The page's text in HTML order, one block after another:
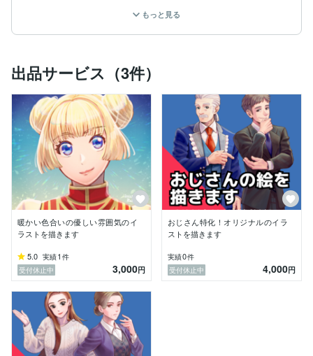
その中で得意なのはおじさんやおばさんになります。
もっと見る
出品サービス（3件）
暖かい色合いの優しい雰囲気のイ
ラストを描きます
5.0 実績1 件
受付休止中
3,000円
おじさん特化！オリジナルのイラ
ストを描きます
実績0件
受付休止中
4,000円